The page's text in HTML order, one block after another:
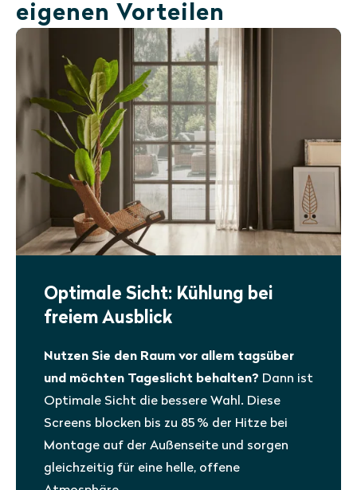
eigenen Vorteilen
Optimale Sicht: Kühlung bei
freiem Ausblick
Nutzen Sie den Raum vor allem tagsüber
und möchten Tageslicht behalten? Dann ist
Optimale Sicht die bessere Wahl. Diese
Screens blocken bis zu 85 % der Hitze bei
Montage auf der Außenseite und sorgen
gleichzeitig für eine helle, offene